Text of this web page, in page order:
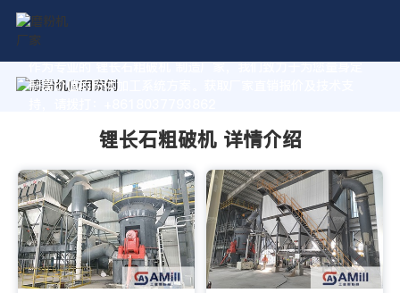
作为专业的 锂长石粗破机 制造厂家，我们致力于为您量身定
制高价值的粉体加工系统方案。获取厂家直销报价及技术支
锂长石粗破机 详情介绍